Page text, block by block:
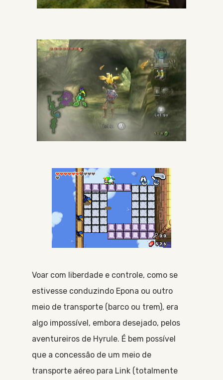
Voar com liberdade e controle, como se
estivesse conduzindo Epona ou outro
meio de transporte (barco ou trem), era
algo impossível, embora desejado, pelos
aventureiros de Hyrule. É bem possível
que a concessão de um meio de
transporte aéreo para Link (totalmente